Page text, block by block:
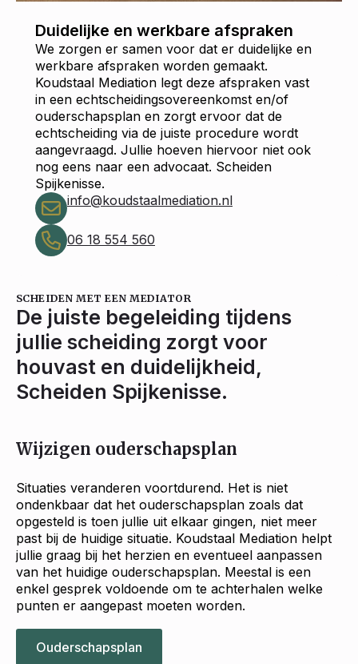
Duidelijke en werkbare afspraken
We zorgen er samen voor dat er duidelijke en
werkbare afspraken worden gemaakt.
Koudstaal Mediation legt deze afspraken vast
in een echtscheidingsovereenkomst en/of
ouderschapsplan en zorgt ervoor dat de
echtscheiding via de juiste procedure wordt
aangevraagd. Jullie hoeven hiervoor niet ook
nog eens naar een advocaat. Scheiden
Spijkenisse.
info@koudstaalmediation.nl
06 18 554 560
SCHEIDEN MET EEN MEDIATOR
De juiste begeleiding tijdens
jullie scheiding zorgt voor
houvast en duidelijkheid,
Scheiden Spijkenisse.
Wijzigen ouderschapsplan
Situaties veranderen voortdurend. Het is niet
ondenkbaar dat het ouderschapsplan zoals dat
opgesteld is toen jullie uit elkaar gingen, niet meer
past bij de huidige situatie. Koudstaal Mediation helpt
jullie graag bij het herzien en eventueel aanpassen
van het huidige ouderschapsplan. Meestal is een
enkel gesprek voldoende om te achterhalen welke
punten er aangepast moeten worden.
Ouderschapsplan